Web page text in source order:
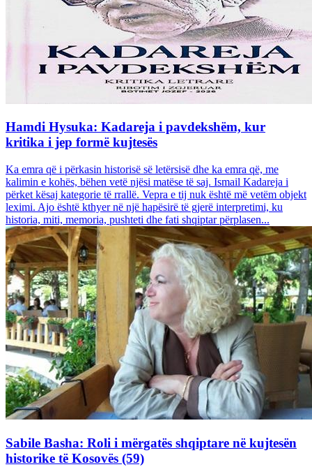
Hamdi Hysuka: Kadareja i pavdekshëm, kur
kritika i jep formë kujtesës
Ka emra që i përkasin historisë së letërsisë dhe ka emra që, me
kalimin e kohës, bëhen vetë njësi matëse të saj. Ismail Kadareja i
përket kësaj kategorie të rrallë. Vepra e tij nuk është më vetëm objekt
leximi. Ajo është kthyer në një hapësirë të gjerë interpretimi, ku
historia, miti, memoria, pushteti dhe fati shqiptar përplasen...
Sabile Basha: Roli i mërgatës shqiptare në kujtesën
historike të Kosovës (59)